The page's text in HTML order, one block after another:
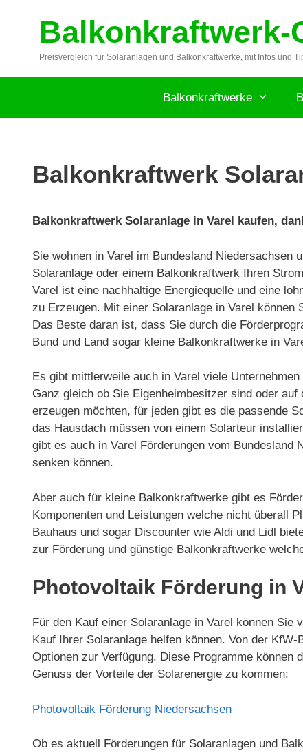
springenBalkonkraftwerk-
Preisvergleich für Solaranlagen und Balkonkraftwerke, mit Infos und
Balkonkraftwerke
Balkonkraftwerk
Balkonkraftwerk Solaranlage in Varel kaufen,
Sie wohnen in Varel im Bundesland Niedersachsen
Solaranlage oder einem Balkonkraftwerk Ihren
Varel ist eine nachhaltige Energiequelle und eine
zu Erzeugen. Mit einer Solaranlage in Varel können
Das Beste daran ist, dass Sie durch die
Bund und Land sogar kleine Balkonkraftwerke in
Es gibt mittlerweile auch in Varel viele
Ganz gleich ob Sie Eigenheimbesitzer sind oder
erzeugen möchten, für jeden gibt es die passende
das Hausdach müssen von einem Solarteur
gibt es auch in Varel Förderungen vom Bundesland
senken können.
Aber auch für kleine Balkonkraftwerke gibt es
Komponenten und Leistungen welche nicht überall
Bauhaus und sogar Discounter wie Aldi und Lidl
zur Förderung und günstige Balkonkraftwerke
Photovoltaik Förderung in
Für den Kauf einer Solaranlage in Varel können
Kauf Ihrer Solaranlage helfen können. Von der
Optionen zur Verfügung. Diese Programme können
Genuss der Vorteile der Solarenergie zu kommen:
Photovoltaik Förderung Niedersachsen
Ob es aktuell Förderungen für Solaranlagen und